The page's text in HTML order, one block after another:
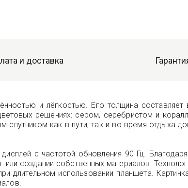
и доставка
и лёгкостью. Его толщина
решениях: сером, серебристом и
как в пути, так и во время отдыха
с частотой обновления 90 Гц.
создании собственных материалов.
длительном использовании планшета.